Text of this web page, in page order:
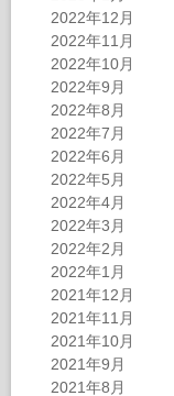
2022年12月
2022年11月
2022年10月
2022年9月
2022年8月
2022年7月
2022年6月
2022年5月
2022年4月
2022年3月
2022年2月
2022年1月
2021年12月
2021年11月
2021年10月
2021年9月
2021年8月